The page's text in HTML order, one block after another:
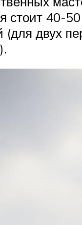
стоит 40-
(для двух